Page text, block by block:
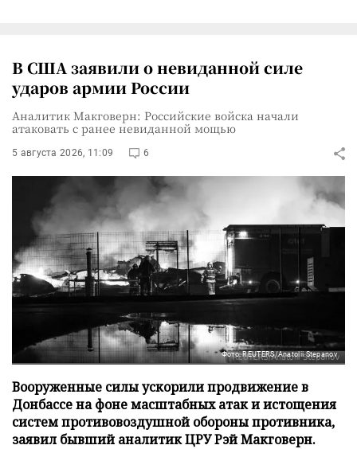
В США заявили о невиданной силе
ударов армии России
Аналитик Макговерн: Российские войска начали
атаковать с ранее невиданной мощью
5 августа 2026, 11:09 6
Фото: REUTERS/Anatolii Stepanov
Вооруженные силы ускорили продвижение в
Донбассе на фоне масштабных атак и истощения
систем противовоздушной обороны противника,
заявил бывший аналитик ЦРУ Рэй Макговерн.